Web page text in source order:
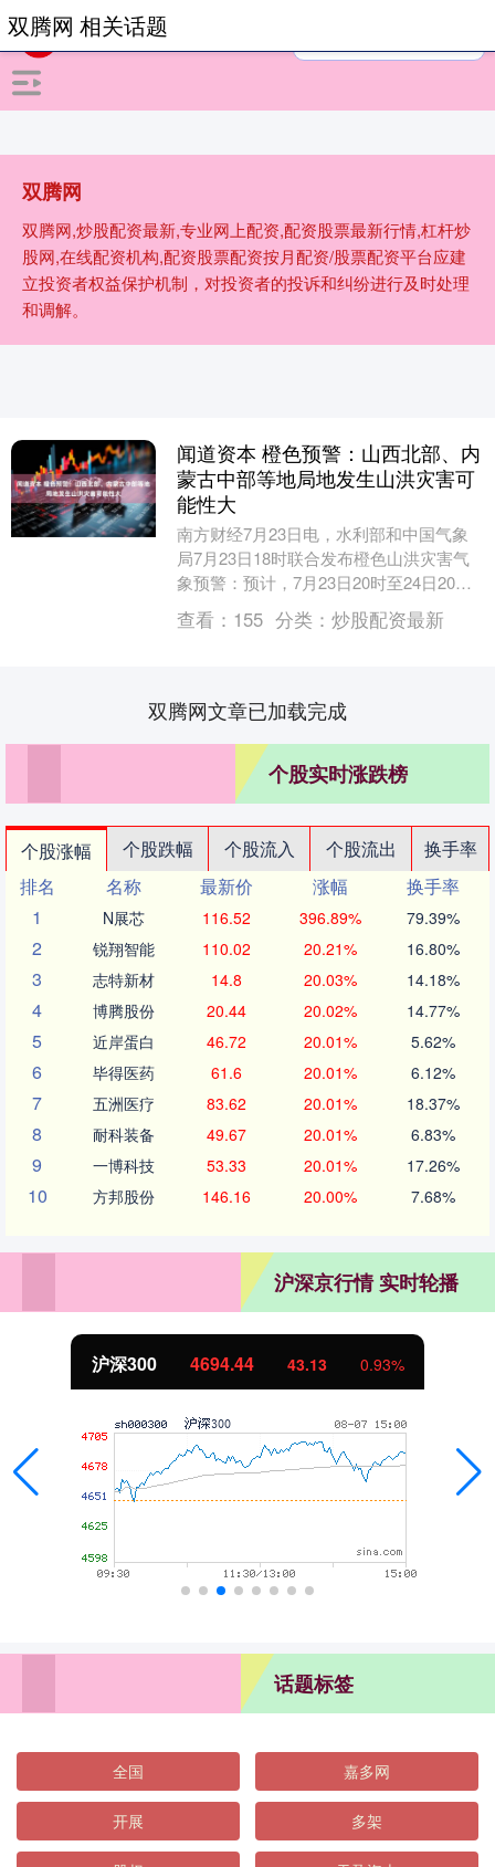
双腾网
双腾网,炒股配资最新,专业网上配资,配资股票最新行情,杠杆炒
股网,在线配资机构,配资股票配资按月配资/股票配资平台应建
立投资者权益保护机制，对投资者的投诉和纠纷进行及时处理
和调解。
双腾网 相关话题
闻道资本 橙色预警：山西北部、内
蒙古中部等地局地发生山洪灾害可
能性大
南方财经7月23日电，水利部和中国气象
局7月23日18时联合发布橙色山洪灾害气
象预警：预计，7月23日20时至24日20
时，山西北部、内蒙古中部、青海东部、
四川....
查看： 155 分类： 炒股配资最新
双腾网文章已加载完成
个股实时涨跌榜
个股涨幅 个股跌幅 个股流入 个股流出
换手率
排名
名称 最新价 涨幅
换手率
1
N展芯 116.52 396.89% 79.39%
2 锐翔智能 110.02 20.21% 16.80%
3 志特新材 14.8 20.03% 14.18%
4 博腾股份 20.44 20.02% 14.77%
5 近岸蛋白 46.72 20.01% 5.62%
6 毕得医药 61.6 20.01% 6.12%
7 五洲医疗 83.62 20.01% 18.37%
8 耐科装备 49.67 20.01% 6.83%
9 一博科技 53.33 20.01% 17.26%
10 方邦股份 146.16 20.00% 7.68%
沪深京行情 实时轮播
沪深300 4694.44 43.13 0.93%
话题标签
全国 嘉多网
开展 多架